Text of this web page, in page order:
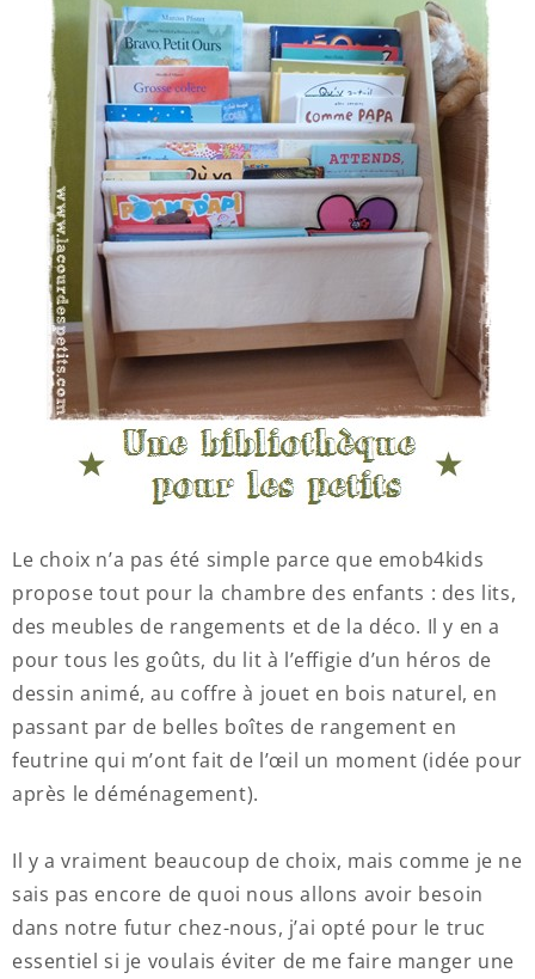
Le choix n’a pas été simple parce que emob4kids
propose tout pour la chambre des enfants : des lits,
des meubles de rangements et de la déco. Il y en a
pour tous les goûts, du lit à l’effigie d’un héros de
dessin animé, au coffre à jouet en bois naturel, en
passant par de belles boîtes de rangement en
feutrine qui m’ont fait de l’œil un moment (idée pour
après le déménagement).
Il y a vraiment beaucoup de choix, mais comme je ne
sais pas encore de quoi nous allons avoir besoin
dans notre futur chez-nous, j’ai opté pour le truc
essentiel si je voulais éviter de me faire manger une